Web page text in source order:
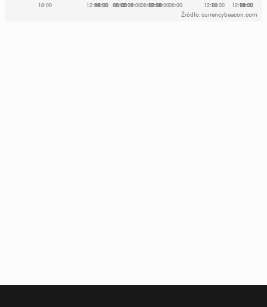
Źródło: currencybeacon.com